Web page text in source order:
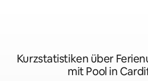
Kurzstatistiken über
mit Pool in